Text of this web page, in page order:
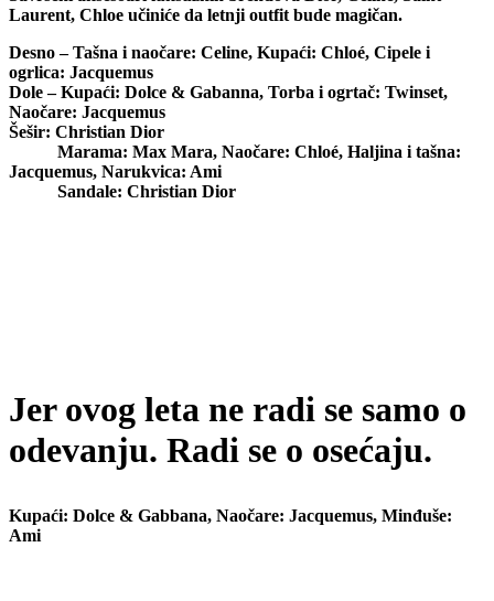
Laurent, Chloe učiniće da letnji outfit bude magičan.
Desno – Tašna i naočare: Celine, Kupaći: Chloé, Cipele i
ogrlica: Jacquemus
Dole – Kupaći: Dolce & Gabanna, Torba i ogrtač: Twinset,
Naočare: Jacquemus
Šešir: Christian Dior
Marama: Max Mara, Naočare: Chloé, Haljina i tašna:
Jacquemus, Narukvica: Ami
Sandale: Christian Dior
Jer ovog leta ne radi se samo o
odevanju. Radi se o osećaju.
Kupaći: Dolce & Gabbana, Naočare: Jacquemus, Minđuše:
Ami